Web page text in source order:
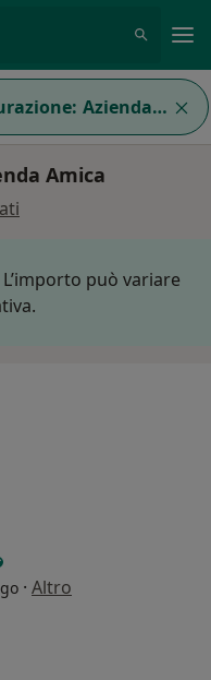
Azienda Amica
Amica
può variare
· Altro